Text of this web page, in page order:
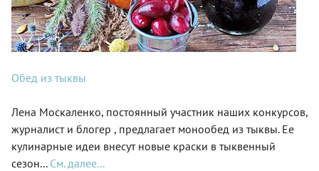
Обед из тыквы
Лена Москаленко, постоянный участник наших конкурсов,
журналист и блогер , предлагает монообед из тыквы. Ее
кулинарные идеи внесут новые краски в тыквенный
сезон... См. далее...